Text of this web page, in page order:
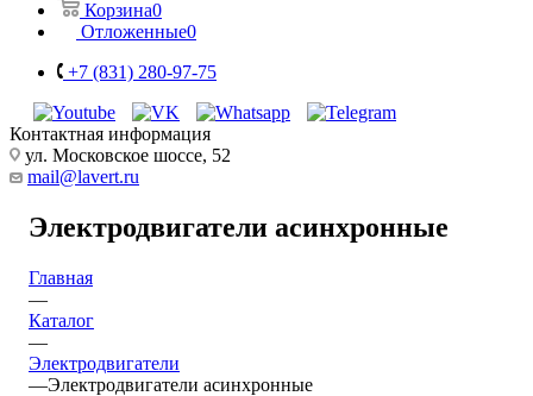
Корзина0
Отложенные0
+7 (831) 280-97-75
Контактная информация
ул. Московское шоссе, 52
mail@lavert.ru
Электродвигатели асинхронные
Главная
—
Каталог
—
Электродвигатели
—Электродвигатели асинхронные